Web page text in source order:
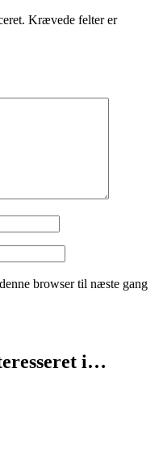
Krævede felter er
browser til næste gang
i…